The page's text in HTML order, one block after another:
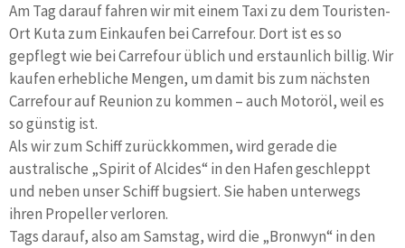
Am Tag darauf fahren wir mit einem Taxi zu dem Touristen-
Ort Kuta zum Einkaufen bei Carrefour. Dort ist es so
gepflegt wie bei Carrefour üblich und erstaunlich billig. Wir
kaufen erhebliche Mengen, um damit bis zum nächsten
Carrefour auf Reunion zu kommen – auch Motoröl, weil es
so günstig ist.
Als wir zum Schiff zurückkommen, wird gerade die
australische „Spirit of Alcides“ in den Hafen geschleppt
und neben unser Schiff bugsiert. Sie haben unterwegs
ihren Propeller verloren.
Tags darauf, also am Samstag, wird die „Bronwyn“ in den